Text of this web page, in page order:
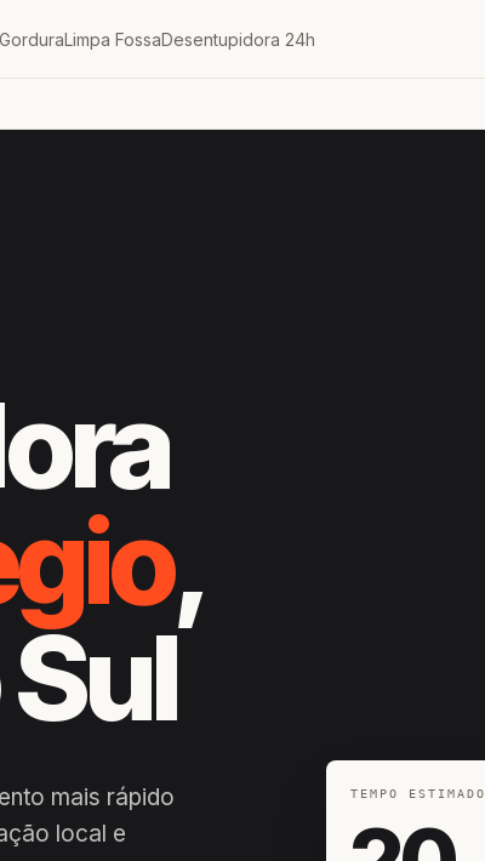
Limpa FossaDesentupidora 24h
,
mais rápido
local e
TEMPO ESTIMADO